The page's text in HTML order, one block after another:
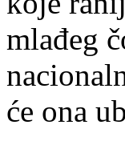
mlađeg
će ona